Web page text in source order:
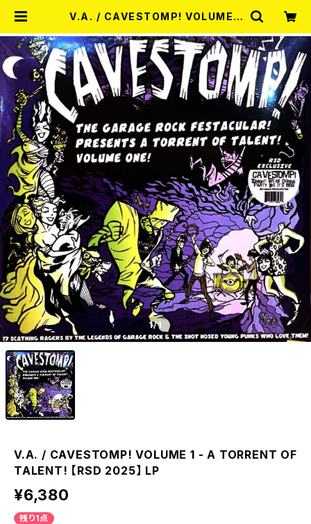
V.A. / CAVESTOMP! VOLUME 1
D 2025】 LP | RECORD SHOP M
ISERY
1/1
V.A. / CAVESTOMP! VOLUME 1 - A TORRENT OF
TALENT! 【RSD 2025】 LP
¥6,380
残り1点